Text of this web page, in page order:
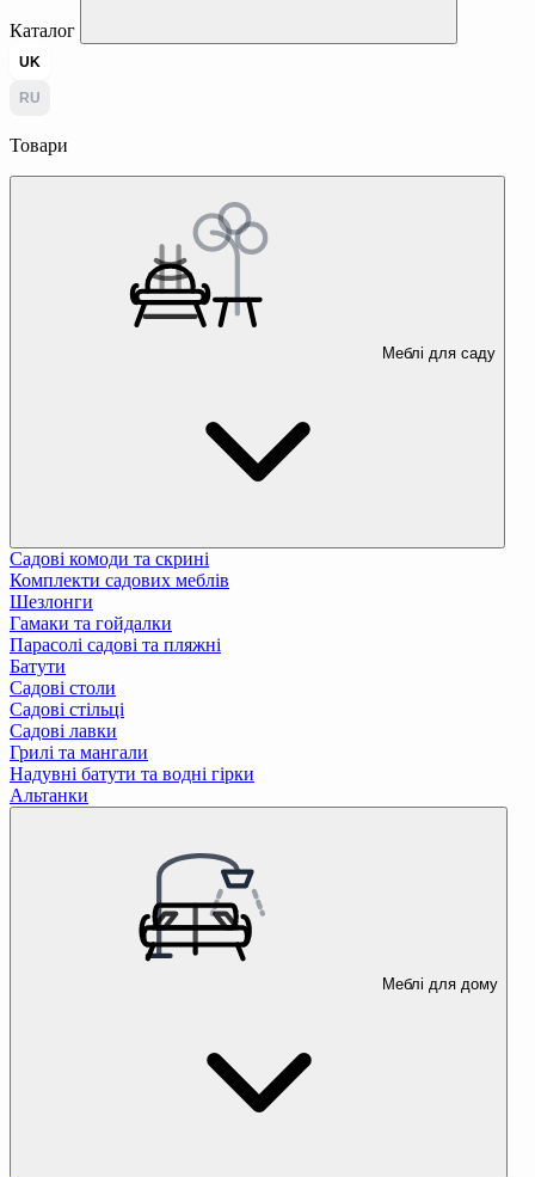
Каталог
UK
RU
Товари
Меблі для саду
Садові комоди та скрині
Комплекти садових меблів
Шезлонги
Гамаки та гойдалки
Парасолі садові та пляжні
Батути
Садові столи
Садові стільці
Садові лавки
Грилі та мангали
Надувні батути та водні гірки
Альтанки
Меблі для дому